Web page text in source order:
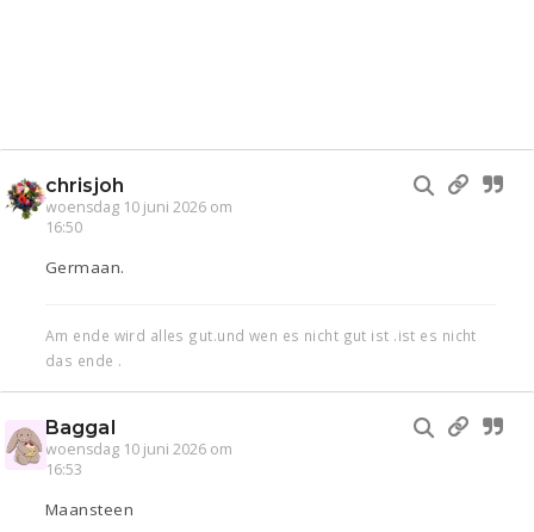
chrisjoh
woensdag 10 juni 2026 om
16:50
Germaan.
Am ende wird alles gut.und wen es nicht gut ist .ist es nicht
das ende .
Baggal
woensdag 10 juni 2026 om
16:53
Maansteen